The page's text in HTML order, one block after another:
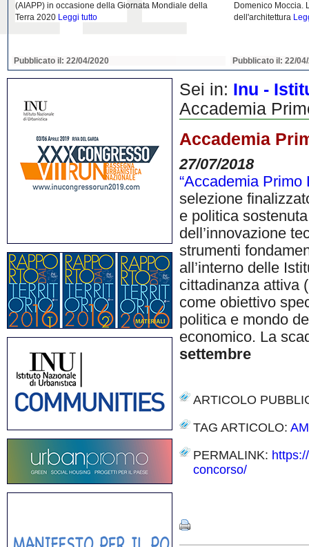
(AIAPP) in occasione della Giornata Mondiale della
Terra 2020 Leggi tutto
Pubblicato il: 22/04/2020
Domenico Moccia.
dell'architettura
Pubblicato il: 22/
Sei in: Inu -
Accademia
Accademia
27/07/2018
“Accademia Primo
selezione
e politica
dell’innovazione
strumenti
all’interno delle
cittadinanza attiva
come obiettivo
politica e mondo
economico. La
settembre
ARTICOLO
TAG ARTICOLO:
PERMALINK:
concorso/